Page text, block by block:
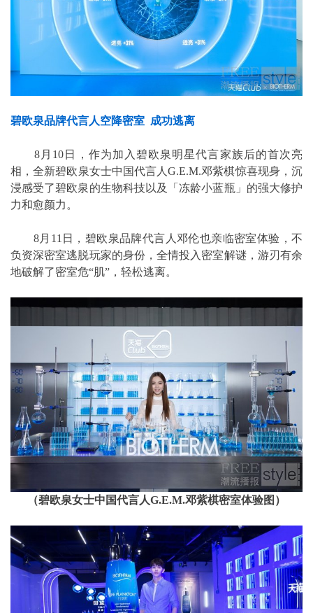
碧欧泉品牌代言人空降密室 成功逃离
8月10日，作为加入碧欧泉明星代言家族后的首次亮
相，全新碧欧泉女士中国代言人G.E.M.邓紫棋惊喜现身，沉
浸感受了碧欧泉的生物科技以及「冻龄小蓝瓶」的强大修护
力和愈颜力。
8月11日，碧欧泉品牌代言人邓伦也亲临密室体验，不
负资深密室逃脱玩家的身份，全情投入密室解谜，游刃有余
地破解了密室危“肌”，轻松逃离。
（碧欧泉女士中国代言人G.E.M.邓紫棋密室体验图）